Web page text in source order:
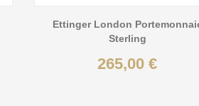
Ettinger London
Sterling
265,00 €